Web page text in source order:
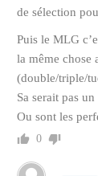
de sélection
Puis le MLG
la même chose
(double/triple/
Sa serait pas
Ou sont les
0